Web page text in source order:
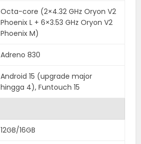
Octa-core (2×4.32 GHz Oryon V2
Phoenix L + 6×3.53 GHz Oryon V2
Phoenix M)
Adreno 830
Android 15 (upgrade major
hingga 4), Funtouch 15
12GB/16GB